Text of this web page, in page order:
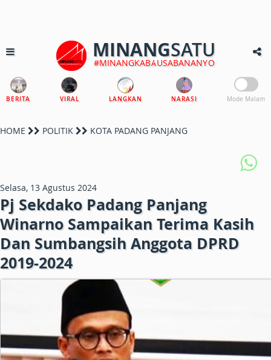
MINANGSATU
#MINANGKABAUSABANANYO
BERITA VIRAL LANGKAN NARASI Mode Malam
HOME POLITIK KOTA PADANG PANJANG
Selasa, 13 Agustus 2024
Pj Sekdako Padang Panjang
Winarno Sampaikan Terima Kasih
Dan Sumbangsih Anggota DPRD
2019-2024